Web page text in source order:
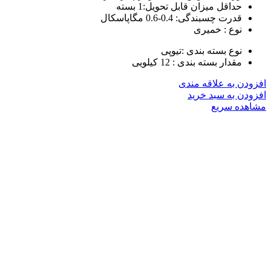
حداقل میزان قابل تحویل:1 بسته
قدرت چسبندگی: 0.4-0.6 مگاپاسکال
نوع : خمیری
نوع بسته بندی :تیوپی
مقدار بسته بندی : 12 کیلویی
افزودن به علاقه مندی
افزودن به سبد خرید
مشاهده سریع